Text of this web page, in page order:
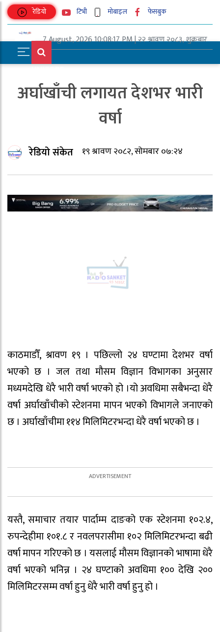
रेडियो टिभी मोबाइल फेसबुक
7 August, 2026 10:08:17 PM | २२ श्रावण २०८३, शुक्रबार
UNICODE
अर्घाखाँची लगायत देशभर भारी
वर्षा
रेडियो संकेत १९ श्रावण २०८२, सोमबार ०७:२४
काठमाडौँ, श्रावण १९ । पछिल्लो २४ घण्टामा देशभर वर्षा
भएको छ । जल तथा मौसम विज्ञान विभागका अनुसार
मध्यमदेखि धेरै भारी वर्षा भएको हो ।यो अवधिमा सबैभन्दा धेरै
वर्षा अर्घाखाँचीको स्टेशनमा मापन भएको विभागले जनाएको
छ । अर्घाखाँचीमा ११४ मिलिमिटरभन्दा धेरै वर्षा भएको छ ।
यस्तै, समाचार तयार पार्दाम्म दाङको एक स्टेशनमा १०२.४,
रुपन्देहीमा १०१.८ र नवलपरासीमा १०२ मिलिमिटरभन्दा बढी
वर्षा मापन गरिएको छ । यसलाई मौसम विज्ञानको भाषामा धेरै
वर्षा भएको भनिन्न । २४ घण्टाको अवधिमा १०० देखि २००
मिलिमिटरसम्म वर्षा हुनु धेरै भारी वर्षा हुनु हो ।